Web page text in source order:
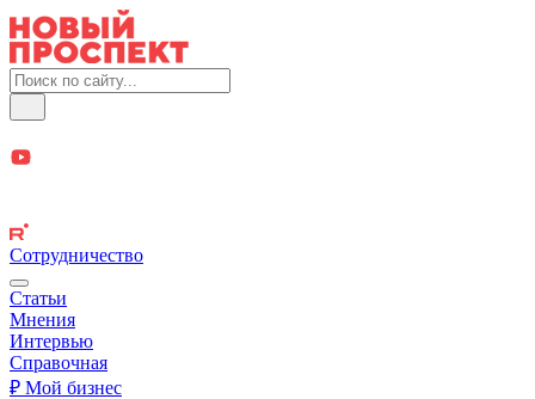
Сотрудничество
Статьи
Мнения
Интервью
Справочная
₽ Мой бизнес